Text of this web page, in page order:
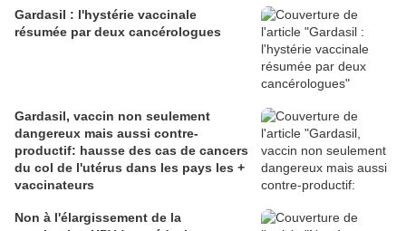
Gardasil : l'hystérie vaccinale
résumée par deux cancérologues
Gardasil, vaccin non seulement
dangereux mais aussi contre-
productif: hausse des cas de cancers
du col de l'utérus dans les pays les +
vaccinateurs
Non à l'élargissement de la